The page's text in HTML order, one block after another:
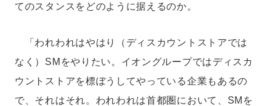
てのスタンスをどのように据えるのか。
「われわれはやはり（ディスカウントストアでは
なく）SMをやりたい。イオングループではディスカ
ウントストアを標ぼうしてやっている企業もあるの
で、それはそれ。われわれは首都圏において、SMを